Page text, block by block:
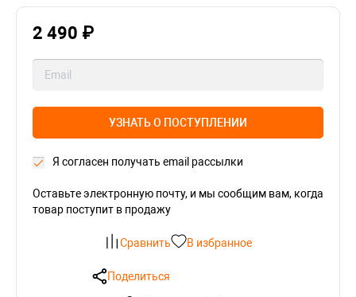
2 490 ₽
УЗНАТЬ О ПОСТУПЛЕНИИ
Я согласен получать email рассылки
Оставьте электронную почту, и мы сообщим вам, когда
товар поступит в продажу
Сравнить В избранное
Поделиться